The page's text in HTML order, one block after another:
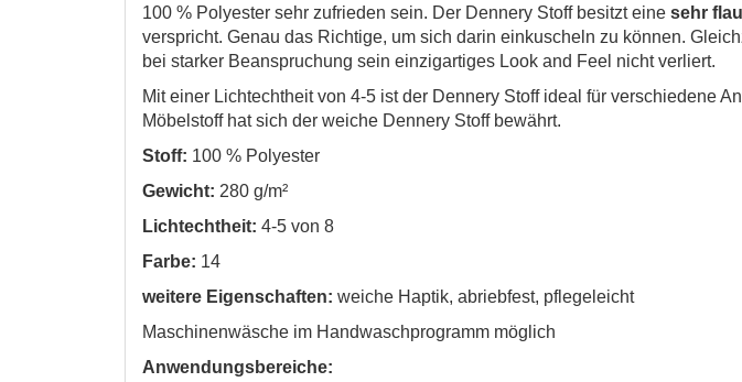
100 % Polyester sehr zufrieden sein. Der Dennery Stoff besitzt eine sehr
verspricht. Genau das Richtige, um sich darin einkuscheln zu können.
bei starker Beanspruchung sein einzigartiges Look and Feel nicht verliert.
Mit einer Lichtechtheit von 4-5 ist der Dennery Stoff ideal für verschiedene
Möbelstoff hat sich der weiche Dennery Stoff bewährt.
Stoff: 100 % Polyester
Gewicht: 280 g/m²
Lichtechtheit: 4-5 von 8
Farbe: 14
weitere Eigenschaften: weiche Haptik, abriebfest, pflegeleicht
Maschinenwäsche im Handwaschprogramm möglich
Anwendungsbereiche: